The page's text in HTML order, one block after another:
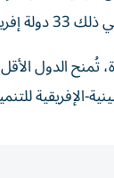
لتشمل دولاً أخرى.
تُمنح الدول
الإفريقية